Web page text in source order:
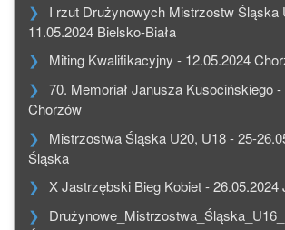
I rzut Drużynowych Mistrzostw Śląska
11.05.2024 Bielsko-Biała
Miting Kwalifikacyjny - 12.05.2024
70. Memoriał Janusza Kusocińskiego -
Chorzów
Mistrzostwa Śląska U20, U18 - 25-
Śląska
X Jastrzębski Bieg Kobiet - 26.05.2024